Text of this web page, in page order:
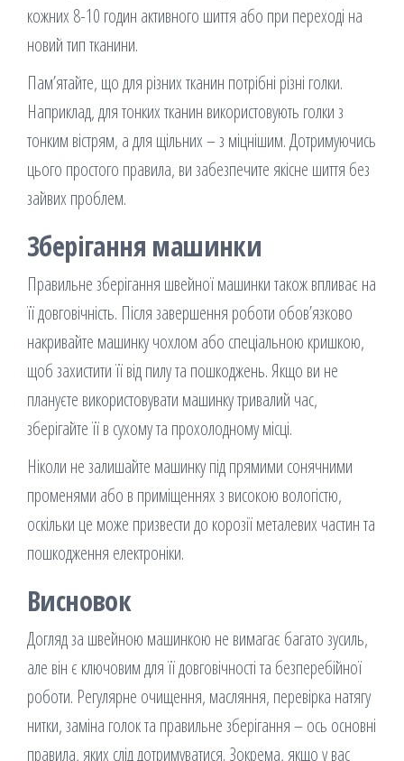
кожних 8-10 годин активного шиття або при переході на
новий тип тканини.
Пам’ятайте, що для різних тканин потрібні різні голки.
Наприклад, для тонких тканин використовують голки з
тонким вістрям, а для щільних – з міцнішим. Дотримуючись
цього простого правила, ви забезпечите якісне шиття без
зайвих проблем.
Зберігання машинки
Правильне зберігання швейної машинки також впливає на
її довговічність. Після завершення роботи обов’язково
накривайте машинку чохлом або спеціальною кришкою,
щоб захистити її від пилу та пошкоджень. Якщо ви не
плануєте використовувати машинку тривалий час,
зберігайте її в сухому та прохолодному місці.
Ніколи не залишайте машинку під прямими сонячними
променями або в приміщеннях з високою вологістю,
оскільки це може призвести до корозії металевих частин та
пошкодження електроніки.
Висновок
Догляд за швейною машинкою не вимагає багато зусиль,
але він є ключовим для її довговічності та безперебійної
роботи. Регулярне очищення, масляння, перевірка натягу
нитки, заміна голок та правильне зберігання – ось основні
правила, яких слід дотримуватися. Зокрема, якщо у вас